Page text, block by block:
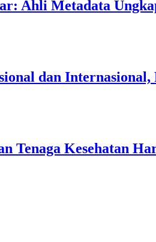
Ahli Metadata
dan
Tenaga Kesehatan